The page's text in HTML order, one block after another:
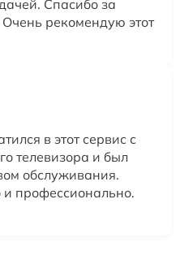
Спасибо за
рекомендую этот
в этот сервис с
телевизора и был
обслуживания.
профессионально.